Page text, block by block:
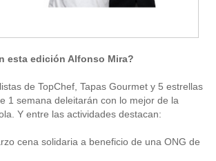
esta edición Alfonso Mira?
de TopChef, Tapas Gourmet y 5 estrellas
1 semana deleitarán con lo mejor de la
Y entre las actividades destacan:
cena solidaria a beneficio de una ONG de